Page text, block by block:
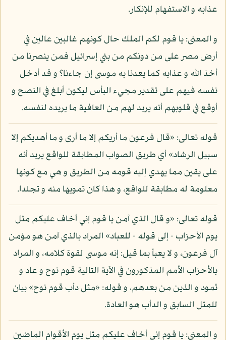
عذابه و الاستفهام للإنكار.
و المعنى: يا قوم لكم الملك حال كونهم غالبين عالين في
أرض مصر على من دونكم من بني إسرائيل فمن ينصرنا من
أخذ الله و عذابه كما يعدنا به موسى إن جاءنا؟ و قد أدخل
نفسه فيهم على تقدير مجيء البأس ليكون أبلغ في النصح و
أوقع في قلوبهم أنه يريد لهم من العافية ما يريده لنفسه.
قوله تعالى: «قال فرعون ما أريكم إلا ما أرى و ما أهديكم إلا
سبيل الرشاد» أي طريق الصواب المطابقة للواقع يريد أنه
على يقين مما يهدي إليه قومه من الطريق و هي مع كونها
معلومة له مطابقة للواقع، و هذا كان تمويها منه و تجلدا.
قوله تعالى: «و قال الذي آمن يا قوم إني أخاف عليكم مثل
يوم الأحزاب - إلى قوله - للعباد» المراد بالذي آمن هو مؤمن
آل فرعون، و لا يعبأ بما قيل: إنه موسى لقوة كلامه، و المراد
بالأحزاب الأمم المذكورون في الآية التالية قوم نوح و عاد و
ثمود و الذين من بعدهم، و قوله: «مثل دأب قوم نوح» بيان
للمثل السابق و الدأب هو العادة.
و المعنى: يا قوم إني أخاف عليكم مثل يوم الأقوام الماضين